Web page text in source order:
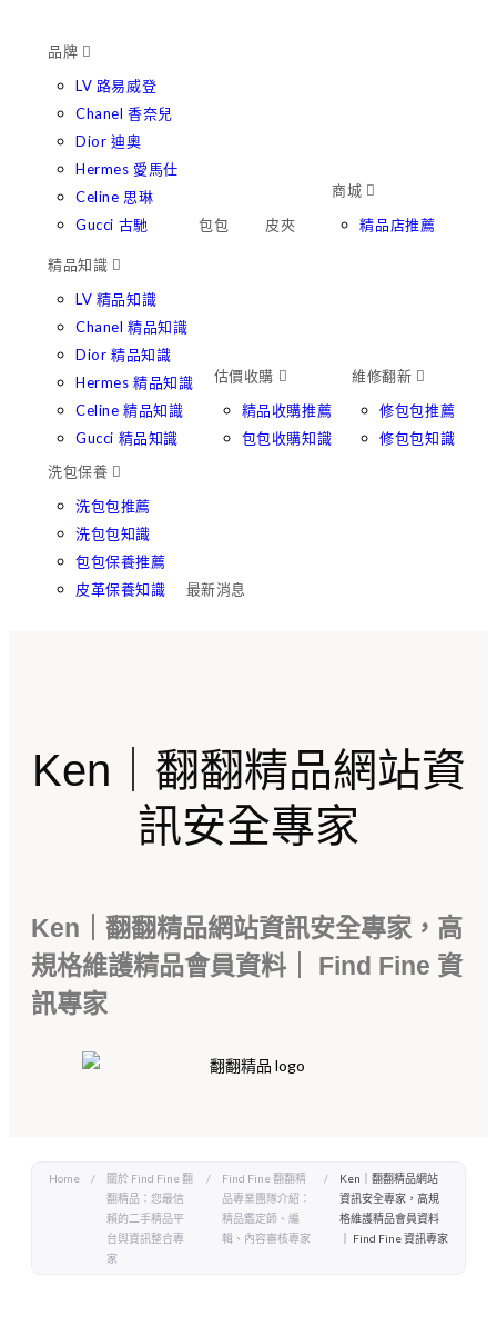
品牌
LV 路易威登
Chanel 香奈兒
Dior 迪奧
Hermes 愛馬仕
Celine 思琳
Gucci 古馳
包包 皮夾
商城
精品店推薦
精品知識
LV 精品知識
Chanel 精品知識
Dior 精品知識
Hermes 精品知識
Celine 精品知識
Gucci 精品知識
估價收購
精品收購推薦
包包收購知識
維修翻新
修包包推薦
修包包知識
洗包保養
洗包包推薦
洗包包知識
包包保養推薦
皮革保養知識
最新消息
Ken｜翻翻精品網站資
訊安全專家
Ken｜翻翻精品網站資訊安全專家，高
規格維護精品會員資料｜ Find Fine 資
訊專家
Home /
關於 Find Fine 翻
翻精品：您最信
賴的二手精品平
台與資訊整合專
家
/
Find Fine 翻翻精
品專業團隊介紹：
精品鑑定師、編
輯、內容審核專家
/
Ken｜翻翻精品網站
資訊安全專家，高規
格維護精品會員資料
｜ Find Fine 資訊專家